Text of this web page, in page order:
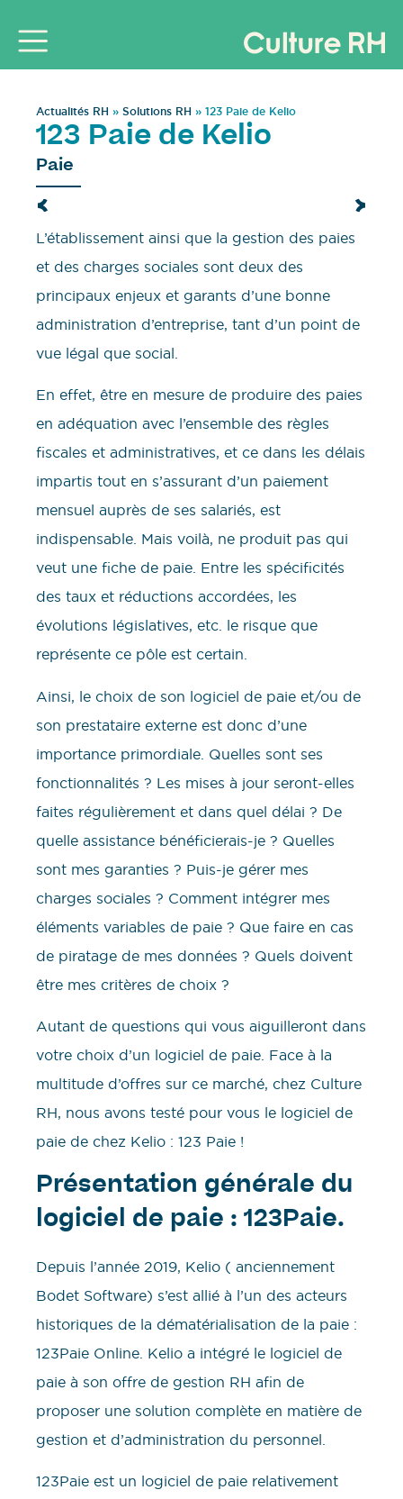
Actualités RH » Solutions RH » 123 Paie de Kelio
123 Paie de Kelio
Paie
L’établissement ainsi que la gestion des paies
et des charges sociales sont deux des
principaux enjeux et garants d’une bonne
administration d’entreprise, tant d’un point de
vue légal que social.
En effet, être en mesure de produire des paies
en adéquation avec l’ensemble des règles
fiscales et administratives, et ce dans les délais
impartis tout en s’assurant d’un paiement
mensuel auprès de ses salariés, est
indispensable. Mais voilà, ne produit pas qui
veut une fiche de paie. Entre les spécificités
des taux et réductions accordées, les
évolutions législatives, etc. le risque que
représente ce pôle est certain.
Ainsi, le choix de son logiciel de paie et/ou de
son prestataire externe est donc d’une
importance primordiale. Quelles sont ses
fonctionnalités ? Les mises à jour seront-elles
faites régulièrement et dans quel délai ? De
quelle assistance bénéficierais-je ? Quelles
sont mes garanties ? Puis-je gérer mes
charges sociales ? Comment intégrer mes
éléments variables de paie ? Que faire en cas
de piratage de mes données ? Quels doivent
être mes critères de choix ?
Autant de questions qui vous aiguilleront dans
votre choix d’un logiciel de paie. Face à la
multitude d’offres sur ce marché, chez Culture
RH, nous avons testé pour vous le logiciel de
paie de chez Kelio : 123 Paie !
Présentation générale du
logiciel de paie : 123Paie.
Depuis l’année 2019, Kelio ( anciennement
Bodet Software) s’est allié à l’un des acteurs
historiques de la dématérialisation de la paie :
123Paie Online. Kelio a intégré le logiciel de
paie à son offre de gestion RH afin de
proposer une solution complète en matière de
gestion et d’administration du personnel.
123Paie est un logiciel de paie relativement